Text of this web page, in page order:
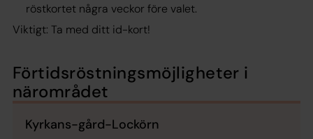
röstkortet några veckor före valet.
Viktigt: Ta med ditt id-kort!
Förtidsröstningsmöjligheter i
närområdet
Kyrkans-gård-Lockörn